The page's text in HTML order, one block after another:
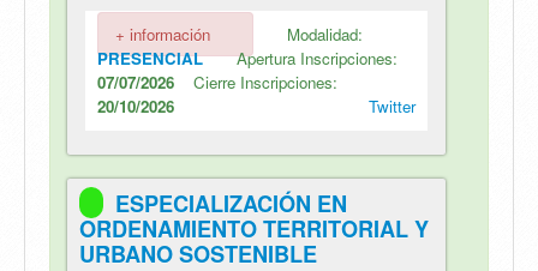
+ información
Modalidad:
PRESENCIALApertura Inscripciones:
07/07/2026Cierre Inscripciones:
20/10/2026
Twitter
ESPECIALIZACIÓN EN
ORDENAMIENTO TERRITORIAL Y
URBANO SOSTENIBLE